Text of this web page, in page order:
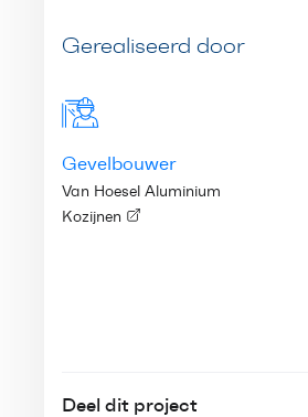
Gerealiseerd door
Gevelbouwer
Van Hoesel Aluminium
Kozijnen
Deel dit project